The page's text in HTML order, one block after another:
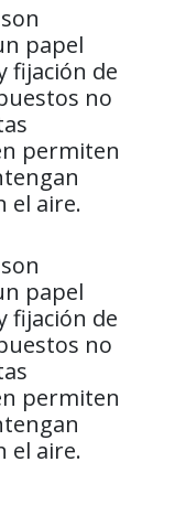
papel
fijación de
no
permiten
el aire.
papel
fijación de
no
permiten
el aire.